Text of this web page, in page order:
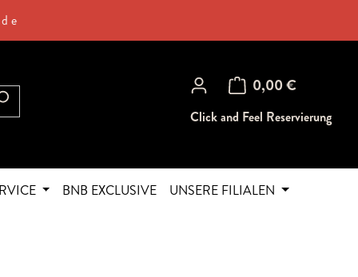
0,00 €
Warenkorb enthält 0
Click and Feel Reservierung
BNB EXCLUSIVE
UNSERE FILIALEN